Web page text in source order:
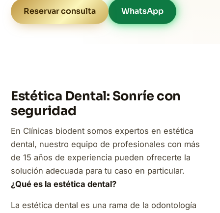
Reservar consulta WhatsApp
Estética Dental: Sonríe con
seguridad
En Clínicas biodent somos expertos en estética
dental, nuestro equipo de profesionales con más
de 15 años de experiencia pueden ofrecerte la
solución adecuada para tu caso en particular.
¿Qué es la estética dental?
La estética dental es una rama de la odontología